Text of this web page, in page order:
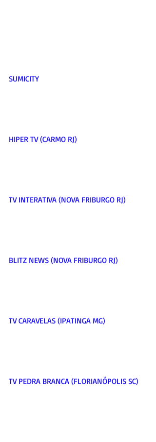
SUMICITY
HIPER TV (CARMO RJ)
TV INTERATIVA (NOVA FRIBURGO RJ)
BLITZ NEWS (NOVA FRIBURGO RJ)
TV CARAVELAS (IPATINGA MG)
TV PEDRA BRANCA (FLORIANÓPOLIS SC)